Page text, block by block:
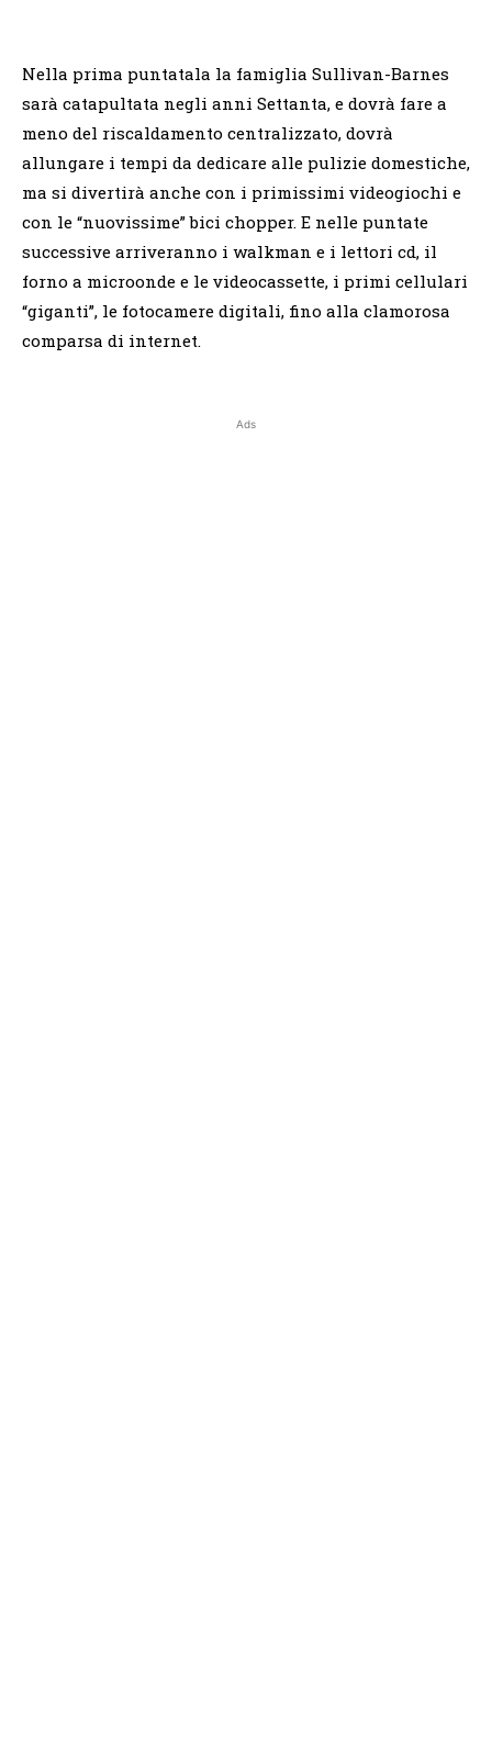
Nella prima puntatala la famiglia Sullivan-Barnes
sarà catapultata negli anni Settanta, e dovrà fare a
meno del riscaldamento centralizzato, dovrà
allungare i tempi da dedicare alle pulizie domestiche,
ma si divertirà anche con i primissimi videogiochi e
con le “nuovissime” bici chopper. E nelle puntate
successive arriveranno i walkman e i lettori cd, il
forno a microonde e le videocassette, i primi cellulari
“giganti”, le fotocamere digitali, fino alla clamorosa
comparsa di internet.
Ads